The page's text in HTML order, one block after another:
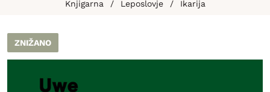
Knjigarna / Leposlovje / Ikarija
ZNIŽANO